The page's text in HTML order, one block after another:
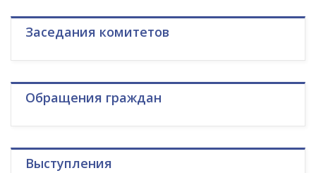
Заседания комитетов
Обращения граждан
Выступления